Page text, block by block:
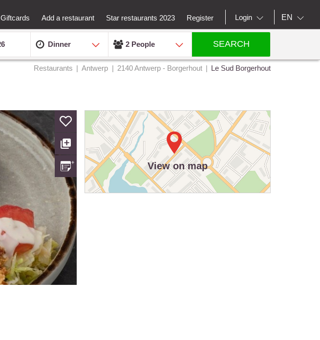
Giftcards Add a restaurant Star restaurants 2023 Register Login EN
Dinner 2 People SEARCH
Restaurants Antwerp 2140 Antwerp - Borgerhout Le Sud Borgerhout
View on map